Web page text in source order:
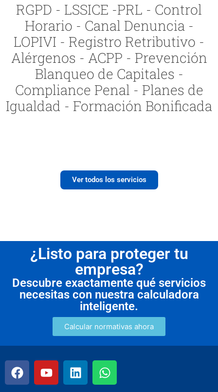
RGPD - LSSICE -PRL - Control
Horario - Canal Denuncia -
LOPIVI - Registro Retributivo -
Alérgenos - ACPP - Prevención
Blanqueo de Capitales -
Compliance Penal - Planes de
Igualdad - Formación Bonificada
Ver todos los servicios
¿Listo para proteger tu
empresa?
Descubre exactamente qué servicios
necesitas con nuestra calculadora
inteligente.
Calcular normativas ahora